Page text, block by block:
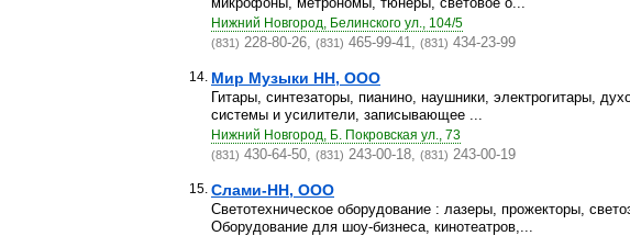
Нижний Новгород, Белинского ул., 104/5
(831) 228-80-26, (831) 465-99-41, (831) 434-23-99
14. Мир Музыки НН, ООО
Гитары, синтезаторы, пианино, наушники, электрогитары,
cистемы и усилители, записывающее ...
Нижний Новгород, Б. Покровская ул., 73
(831) 430-64-50, (831) 243-00-18, (831) 243-00-19
15. Слами-НН, ООО
Светотехническое оборудование : лазеры, прожекторы,
Оборудование для шоу-бизнеса, кинотеатров,...